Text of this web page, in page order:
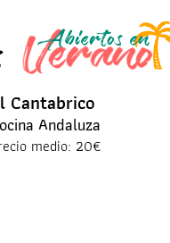
Cantabrico
Andaluza
medio: 20€